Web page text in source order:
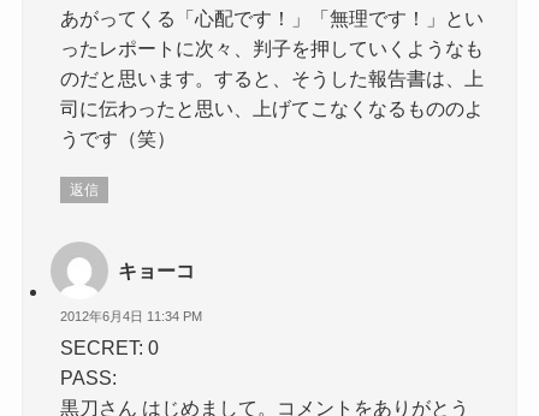
あがってくる「心配です！」「無理です！」とい
ったレポートに次々、判子を押していくようなも
のだと思います。すると、そうした報告書は、上
司に伝わったと思い、上げてこなくなるもののよ
うです（笑）
返信
キョーコ
2012年6月4日 11:34 PM
SECRET: 0
PASS:
黒刀さん はじめまして。コメントをありがとう